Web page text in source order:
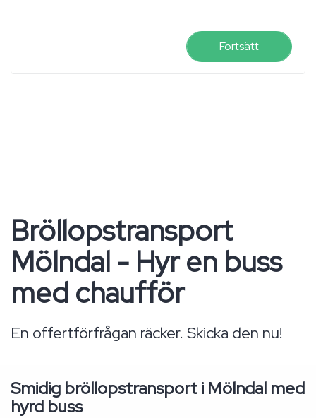
Fortsätt
Bröllopstransport
Mölndal - Hyr en buss
med chaufför
En offertförfrågan räcker. Skicka den nu!
Smidig bröllopstransport i Mölndal med
hyrd buss